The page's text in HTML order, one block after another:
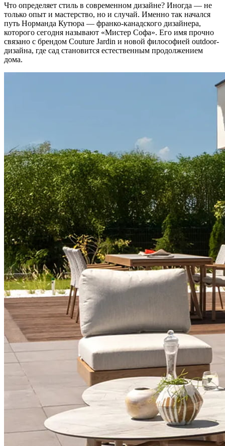
Что определяет стиль в современном дизайне? Иногда — не
только опыт и мастерство, но и случай. Именно так начался
путь Норманда Кутюра — франко-канадского дизайнера,
которого сегодня называют «Мистер Софа». Его имя прочно
связано с брендом Couture Jardin и новой философией outdoor-
дизайна, где сад становится естественным продолжением
дома.